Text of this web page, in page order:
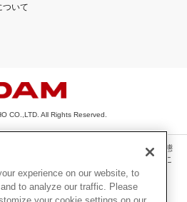
ついて
CO.,LTD. All Rights Reserved.
章・画像・写真・動画・音声等を、手段や形態
えて無断で複製、転載、ファイル化などするこ
利用いただけない場合があります。
experience on our website, to
to analyze our traffic. Please